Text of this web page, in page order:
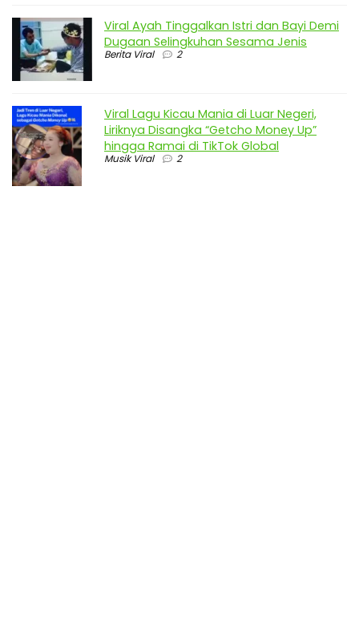
Viral Ayah Tinggalkan Istri dan Bayi Demi
Dugaan Selingkuhan Sesama Jenis
Berita Viral 2
Viral Lagu Kicau Mania di Luar Negeri,
Liriknya Disangka “Getcho Money Up”
hingga Ramai di TikTok Global
Musik Viral 2